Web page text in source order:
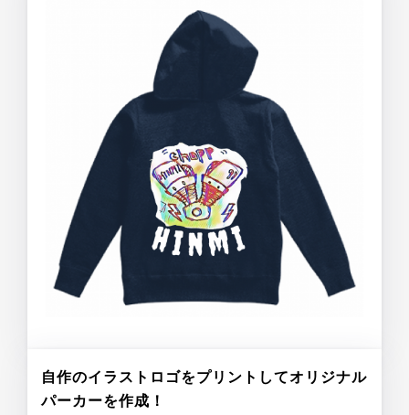
自作のイラストロゴをプリントしてオリジナル
パーカーを作成！